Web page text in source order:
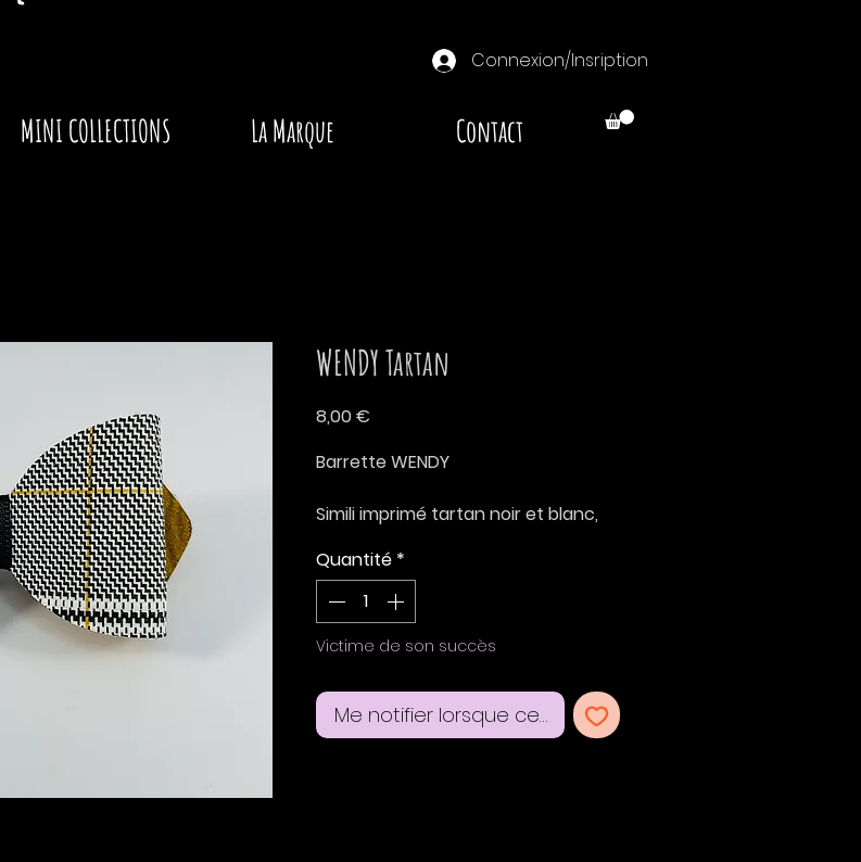
Connexion/Insription
MINI COLLECTIONS La Marque Contact
WENDY Tartan
8,00 €
Barrette WENDY
Simili imprimé tartan noir et blanc,
Taille barrette: 7*3,5 cm
Support pince crocodile 4,5 cm
Quantité *
Victime de son succès
Me notifier lorsque cet article est disponible